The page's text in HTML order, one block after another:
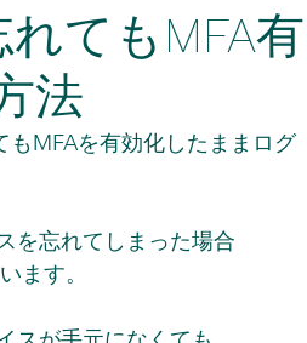
てもMFA有
法
MFAを有効化したままログ
を忘れてしまった場合
ます。